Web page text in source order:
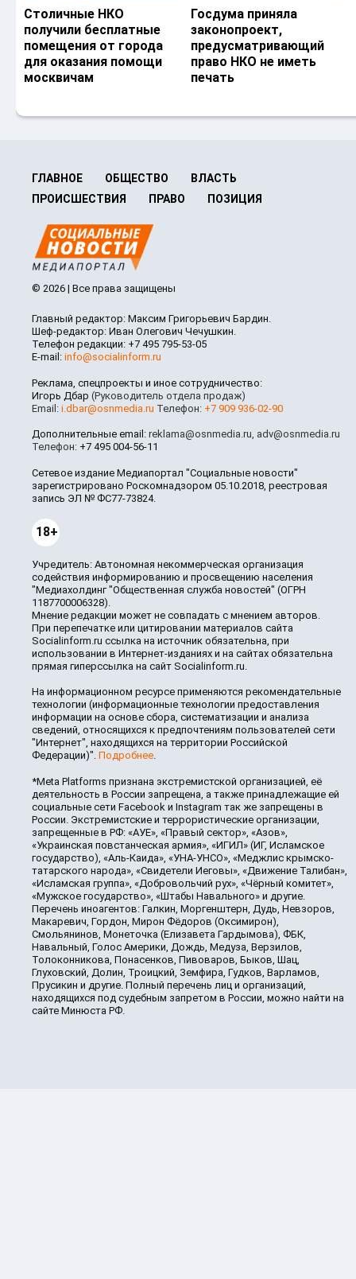
Столичные НКО
получили бесплатные
помещения от города
для оказания помощи
москвичам
Госдума приняла
законопроект,
предусматривающий
право НКО не иметь
печать
ГЛАВНОЕ ОБЩЕСТВО
ВЛАСТЬ
ПРОИСШЕСТВИЯ
ПРАВО ПОЗИЦИЯ
© 2026 | Все права защищены
Главный редактор: Максим Григорьевич Бардин.
Шеф-редактор: Иван Олегович Чечушкин.
Телефон редакции: +7 495 795-53-05
E-mail: info@socialinform.ru
Реклама, спецпроекты и иное сотрудничество:
Игорь Дбар (Руководитель отдела продаж)
Email: i.dbar@osnmedia.ru Телефон: +7 909 936-02-90
Дополнительные email: reklama@osnmedia.ru, adv@osnmedia.ru
Телефон: +7 495 004-56-11
Сетевое издание Медиапортал "Социальные новости"
зарегистрировано Роскомнадзором 05.10.2018, реестровая
запись ЭЛ № ФС77-73824.
18+
Учредитель: Автономная некоммерческая организация
содействия информированию и просвещению населения
"Медиахолдинг "Общественная служба новостей" (ОГРН
1187700006328).
Мнение редакции может не совпадать с мнением авторов.
При перепечатке или цитировании материалов сайта
Socialinform.ru ссылка на источник обязательна, при
использовании в Интернет-изданиях и на сайтах обязательна
прямая гиперссылка на сайт Socialinform.ru.
На информационном ресурсе применяются рекомендательные
технологии (информационные технологии предоставления
информации на основе сбора, систематизации и анализа
сведений, относящихся к предпочтениям пользователей сети
"Интернет", находящихся на территории Российской
Федерации)". Подробнее.
*Meta Platforms признана экстремистской организацией, её
деятельность в России запрещена, а также принадлежащие ей
социальные сети Facebook и Instagram так же запрещены в
России. Экстремистские и террористические организации,
запрещенные в РФ: «АУЕ», «Правый сектор», «Азов»,
«Украинская повстанческая армия», «ИГИЛ» (ИГ, Исламское
государство), «Аль-Каида», «УНА-УНСО», «Меджлис крымско-
татарского народа», «Свидетели Иеговы», «Движение Талибан»,
«Исламская группа», «Добровольчий рух», «Чёрный комитет»,
«Мужское государство», «Штабы Навального» и другие.
Перечень иноагентов: Галкин, Моргенштерн, Дудь, Невзоров,
Макаревич, Гордон, Мирон Фёдоров (Оксимирон),
Смольянинов, Монеточка (Елизавета Гардымова), ФБК,
Навальный, Голос Америки, Дождь, Медуза, Верзилов,
Толоконникова, Понасенков, Пивоваров, Быков, Шац,
Глуховский, Долин, Троицкий, Земфира, Гудков, Варламов,
Прусикин и другие. Полный перечень лиц и организаций,
находящихся под судебным запретом в России, можно найти на
сайте Минюста РФ.